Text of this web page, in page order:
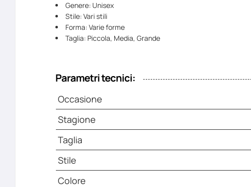
Genere: Unisex
Stile: Vari stili
Forma: Varie forme
Taglia: Piccola, Media, Grande
Parametri tecnici:
Occasione
Stagione
Taglia
Stile
Colore